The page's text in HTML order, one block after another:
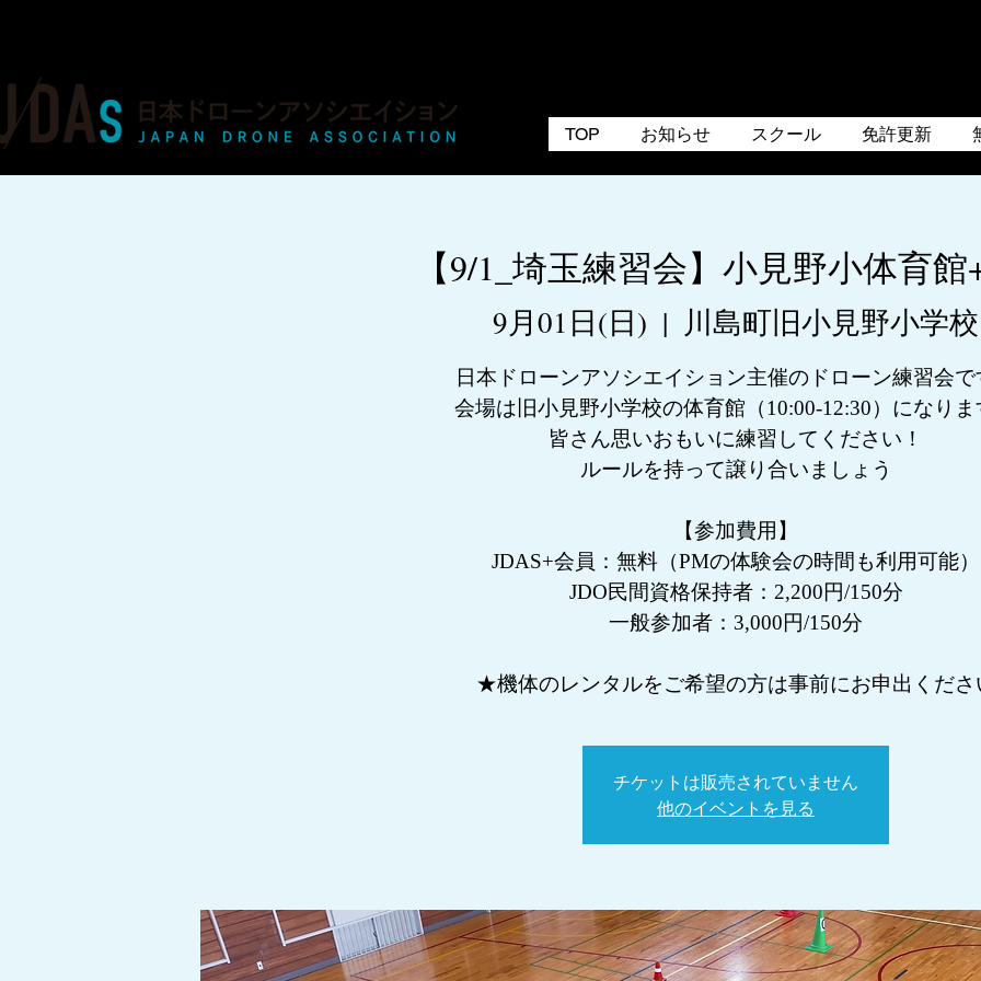
TOP お知らせ スクール 免許更新
【9/1_埼玉練習会】小見野小体育
9月01日(日)
  |
川島町旧小見野小学校
日本ドローンアソシエイション主催のドローン練習会で
会場は旧小見野小学校の体育館（10:00-12:30）になりま
皆さん思いおもいに練習してください！
ルールを持って譲り合いましょう
【参加費用】
JDAS+会員：無料（PMの体験会の時間も利用可能）
JDO民間資格保持者：2,200円/150分
一般参加者：3,000円/150分
★機体のレンタルをご希望の方は事前にお申出くださ
チケットは販売されていません
他のイベントを見る